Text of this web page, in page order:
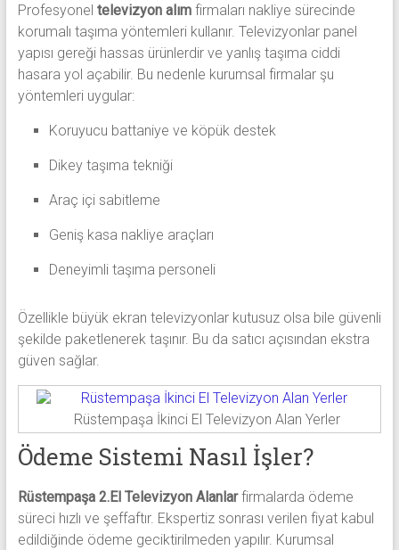
Profesyonel televizyon alımfirmaları nakliye sürecinde
korumalı taşıma yöntemleri kullanır. Televizyonlar panel
yapısı gereği hassas ürünlerdir ve yanlış taşıma ciddi
hasara yol açabilir. Bu nedenle kurumsal firmalar şu
yöntemleri uygular:
Koruyucu battaniye ve köpük destek
Dikey taşıma tekniği
Araç içi sabitleme
Geniş kasa nakliye araçları
Deneyimli taşıma personeli
Özellikle büyük ekran televizyonlar kutusuz olsa bile güvenli
şekilde paketlenerek taşınır. Bu da satıcı açısından ekstra
güven sağlar.
Rüstempaşa İkinci El Televizyon Alan Yerler
Ödeme Sistemi Nasıl İşler?
Rüstempaşa 2.El Televizyon Alanlarfirmalarda ödeme
süreci hızlı ve şeffaftır. Ekspertiz sonrası verilen fiyat kabul
edildiğinde ödeme geciktirilmeden yapılır. Kurumsal